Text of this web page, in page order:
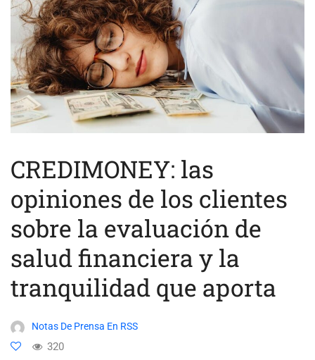
CREDIMONEY: las
opiniones de los clientes
sobre la evaluación de
salud financiera y la
tranquilidad que aporta
Notas De Prensa En RSS
320